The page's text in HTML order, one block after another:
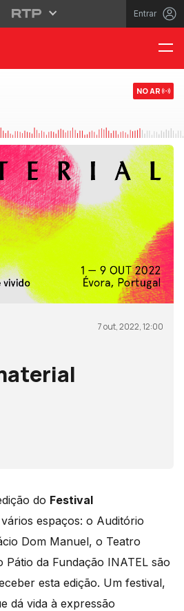
Entrar
NO AR
7 out, 2022, 12:00
do Festival
espaços: o Auditório
Dom Manuel, o Teatro
Pátio da Fundação INATEL são
esta edição. Um festival,
dá vida à expressão